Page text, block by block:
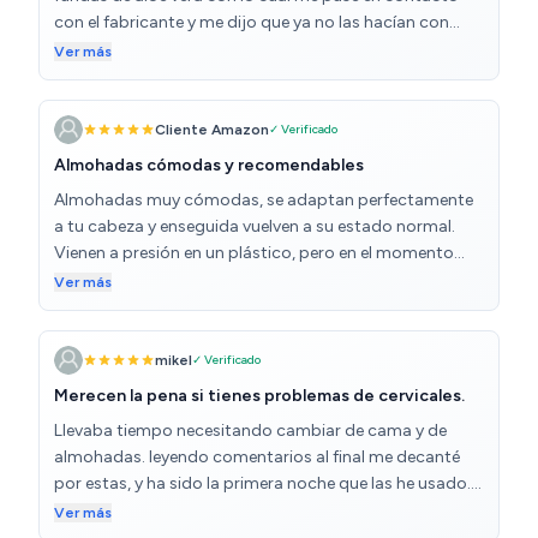
bien presentadas y listas para usar. Muy buena opción
si buscas mejorar tu descanso sin gastar una fortuna.
con el fabricante y me dijo que ya no las hacían con
esas fundas que cambiarían el anuncio de Amazon pero
veo que no lo han hecho. No le puedo dar cinco estrellas
puesto que no recibí el artículo tal como se describía
aunque debo reconocer que ha sido una buena compra
ya que descansamos mucho mejor.
Ver más
Cliente Amazon✓ Verificado
Almohadas cómodas y recomendables
Almohadas muy cómodas, se adaptan perfectamente
a tu cabeza y enseguida vuelven a su estado normal.
Vienen a presión en un plástico, pero en el momento
que las sacas del embalaje, cogen la forma de fábrica
muy rápido.
Ver más
mikel✓ Verificado
Merecen la pena si tienes problemas de cervicales.
Llevaba tiempo necesitando cambiar de cama y de
almohadas. leyendo comentarios al final me decanté
por estas, y ha sido la primera noche que las he usado.
Las sensaciones han sido buenas, he podido descansar
Ver más